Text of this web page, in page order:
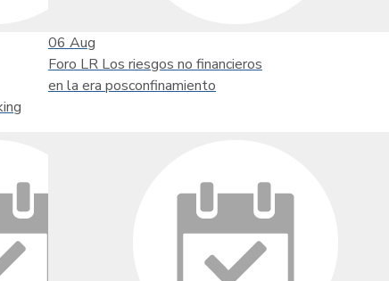
06 Aug
Foro LR Los riesgos no financieros
en la era posconfinamiento